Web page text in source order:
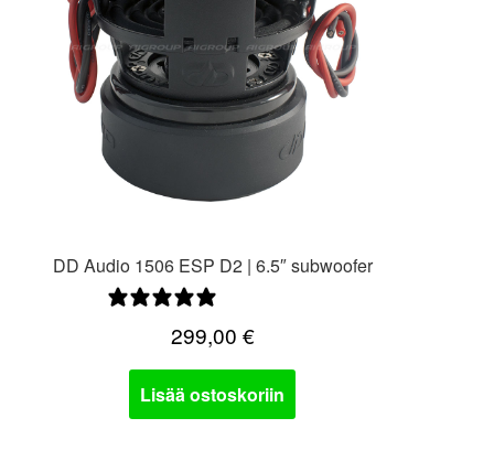
DD Audio 1506 ESP D2 | 6.5″ subwoofer
299,00 €
Lisää ostoskoriin